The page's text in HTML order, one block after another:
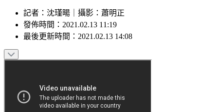
記者：沈瑾暘｜ 攝影：蕭明正
發佈時間：2021.02.13 11:19